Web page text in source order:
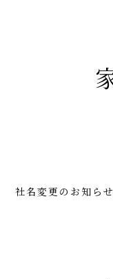
社名変更のお知らせ